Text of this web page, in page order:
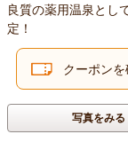
良質の薬用温泉とし
定！
クーポン
写真をみる